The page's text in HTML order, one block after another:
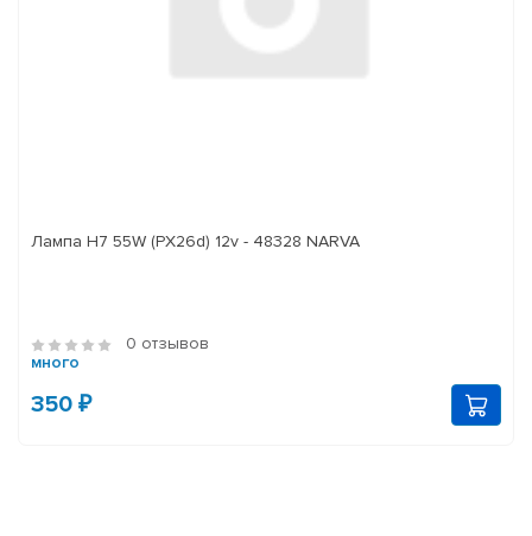
Лампа H7 55W (PX26d) 12v - 48328 NARVA
0 отзывов
много
350 ₽